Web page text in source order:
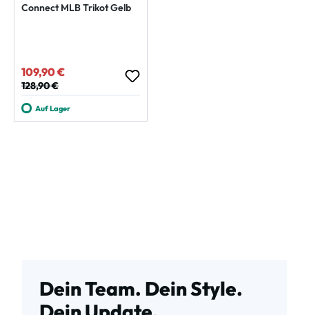
Connect MLB Trikot Gelb
Verkaufspreis:
109,90 €
Regulärer Preis:
128,90 €
Auf Lager
Dein Team. Dein Style.